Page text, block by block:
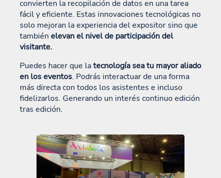
convierten la recopilación de datos en una tarea
fácil y eficiente. Estas innovaciones tecnológicas no
solo mejoran la experiencia del expositor sino que
también elevan el nivel de participación del
visitante.
Puedes hacer que latecnología sea tu mayor aliado
en los eventos. Podrás interactuar de una forma
más directa con todos los asistentes e incluso
fidelizarlos. Generando un interés continuo edición
tras edición.